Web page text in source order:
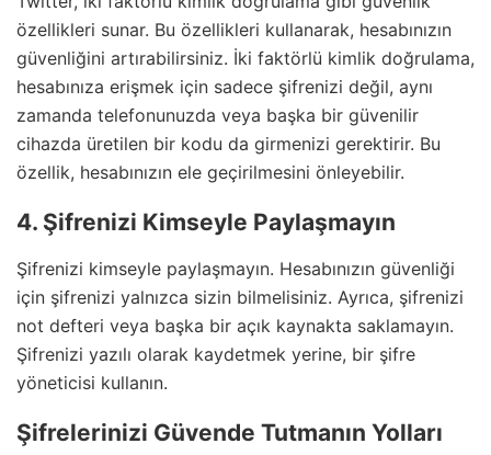
özellikleri sunar. Bu özellikleri kullanarak, hesabınızın
güvenliğini artırabilirsiniz. İki faktörlü kimlik doğrulama,
hesabınıza erişmek için sadece şifrenizi değil, aynı
zamanda telefonunuzda veya başka bir güvenilir
cihazda üretilen bir kodu da girmenizi gerektirir. Bu
özellik, hesabınızın ele geçirilmesini önleyebilir.
4. Şifrenizi Kimseyle Paylaşmayın
Şifrenizi kimseyle paylaşmayın. Hesabınızın güvenliği
için şifrenizi yalnızca sizin bilmelisiniz. Ayrıca, şifrenizi
not defteri veya başka bir açık kaynakta saklamayın.
Şifrenizi yazılı olarak kaydetmek yerine, bir şifre
yöneticisi kullanın.
Şifrelerinizi Güvende Tutmanın Yolları